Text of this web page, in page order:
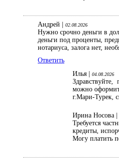
Андрей | 02.08.2026
Нужно срочно деньги в
деньги под проценты,
нотариуса, залога нет,
Ответить
Илья |
04.08.2026
Здравствуйте,
можно
г.Мари-Турек,
Ирина Носова |
Требуется
кредиты,
Могу платить